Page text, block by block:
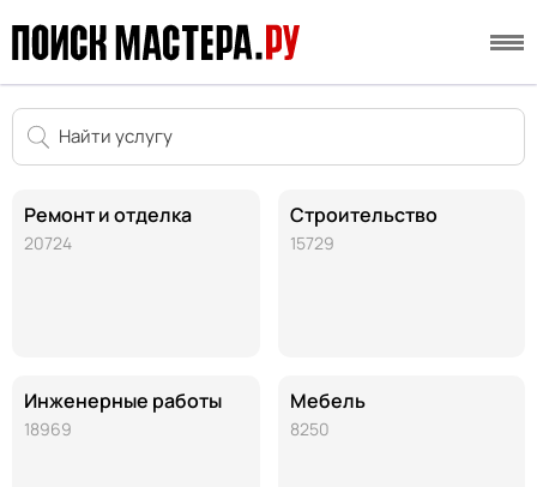
Ремонт и отделка
20724
Инженерные работы
18969
Строительство
15729
Мебель
8250